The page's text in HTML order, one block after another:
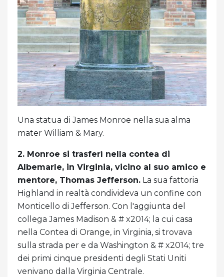
Una statua di James Monroe nella sua alma
mater William & Mary.
2. Monroe si trasferì nella contea di
Albemarle, in Virginia, vicino al suo amico e
mentore, Thomas Jefferson. La sua fattoria
Highland in realtà condivideva un confine con
Monticello di Jefferson. Con l'aggiunta del
collega James Madison & # x2014; la cui casa
nella Contea di Orange, in Virginia, si trovava
sulla strada per e da Washington & # x2014; tre
dei primi cinque presidenti degli Stati Uniti
venivano dalla Virginia Centrale.